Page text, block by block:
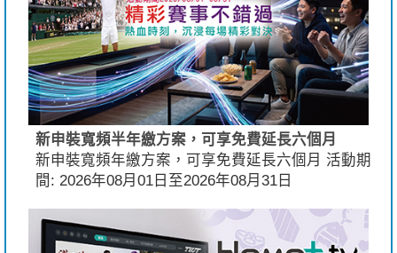
新申裝寬頻半年繳方案，可享免費延長六個月
新申裝寬頻年繳方案，可享免費延長六個月 活動期
間: 2026年08月01日至2026年08月31日